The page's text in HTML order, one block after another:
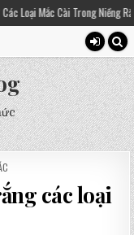
Trong Niềng Răng – Platinum
các loại